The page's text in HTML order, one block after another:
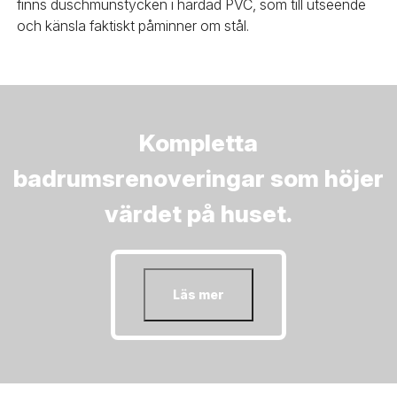
finns duschmunstycken i härdad PVC, som till utseende
och känsla faktiskt påminner om stål.
Kompletta
badrumsrenoveringar som höjer
värdet på huset.
Läs mer